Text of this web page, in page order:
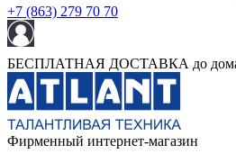
+7 (863) 279 70 70
БЕСПЛАТНАЯ ДОСТАВКА до дома
Фирменный интернет-магазин